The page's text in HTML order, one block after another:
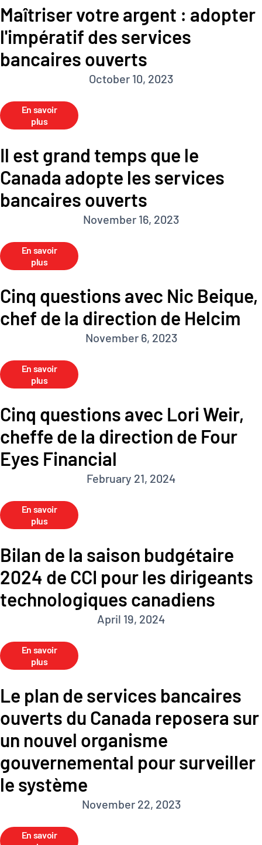
Maîtriser votre argent : adopter
l'impératif des services
bancaires ouverts
October 10, 2023
En savoir
plus
Il est grand temps que le
Canada adopte les services
bancaires ouverts
November 16, 2023
En savoir
plus
Cinq questions avec Nic Beique,
chef de la direction de Helcim
November 6, 2023
En savoir
plus
Cinq questions avec Lori Weir,
cheffe de la direction de Four
Eyes Financial
February 21, 2024
En savoir
plus
Bilan de la saison budgétaire
2024 de CCI pour les dirigeants
technologiques canadiens
April 19, 2024
En savoir
plus
Le plan de services bancaires
ouverts du Canada reposera sur
un nouvel organisme
gouvernemental pour surveiller
le système
November 22, 2023
En savoir